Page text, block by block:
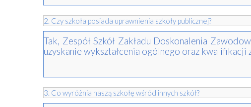
2. Czy szkoła posiada uprawnienia szkoły publicznej?
Tak, Zespół Szkół Zakładu Doskonalenia
uzyskanie wykształcenia ogólnego oraz
3. Co wyróżnia naszą szkołę wśród innych szkół?